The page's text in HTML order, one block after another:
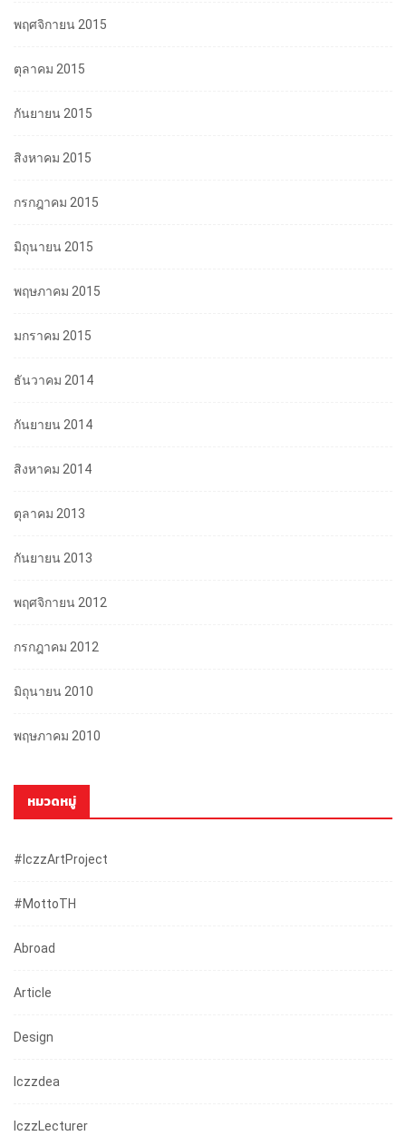
พฤศจิกายน 2015
ตุลาคม 2015
กันยายน 2015
สิงหาคม 2015
กรกฎาคม 2015
มิถุนายน 2015
พฤษภาคม 2015
มกราคม 2015
ธันวาคม 2014
กันยายน 2014
สิงหาคม 2014
ตุลาคม 2013
กันยายน 2013
พฤศจิกายน 2012
กรกฎาคม 2012
มิถุนายน 2010
พฤษภาคม 2010
หมวดหมู่
#iczzArtProject
#mottoTH
Abroad
Article
Design
Iczzdea
IczzLecturer